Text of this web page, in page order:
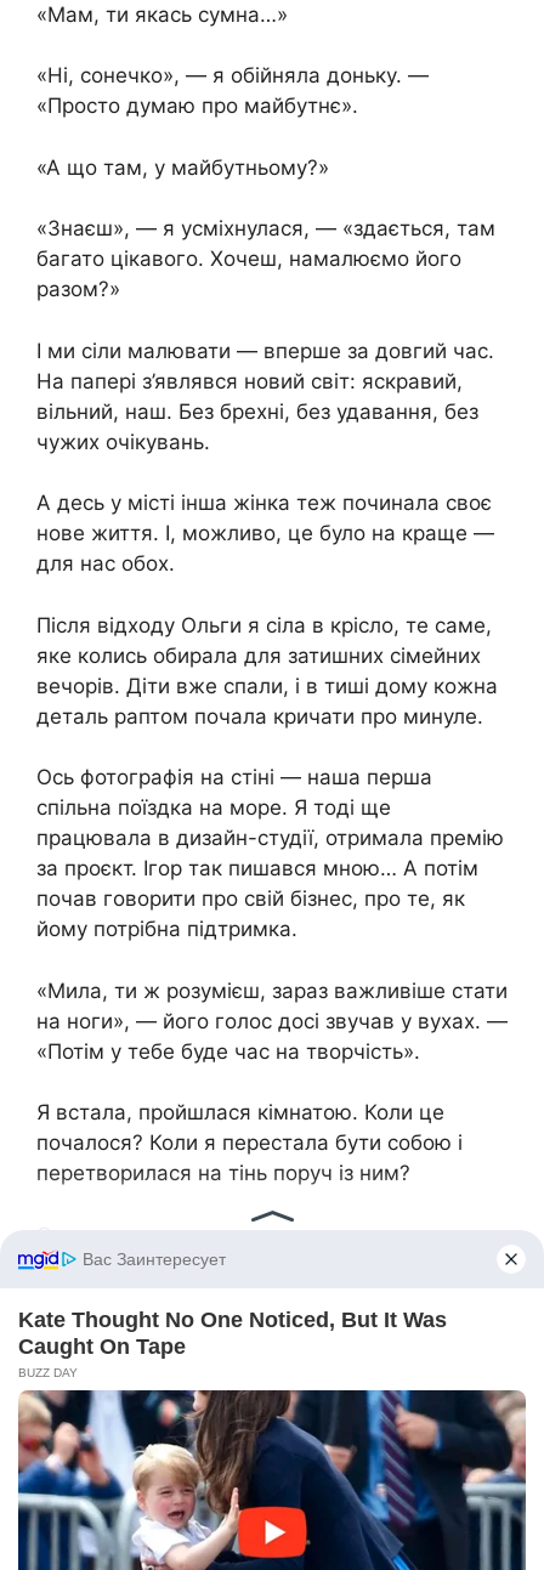
«Мам, ти якась сумна…»
«Ні, сонечко», — я обійняла доньку. —
«Просто думаю про майбутнє».
«А що там, у майбутньому?»
«Знаєш», — я усміхнулася, — «здається, там
багато цікавого. Хочеш, намалюємо його
разом?»
І ми сіли малювати — вперше за довгий час.
На папері з’являвся новий світ: яскравий,
вільний, наш. Без брехні, без удавання, без
чужих очікувань.
А десь у місті інша жінка теж починала своє
нове життя. І, можливо, це було на краще —
для нас обох.
Після відходу Ольги я сіла в крісло, те саме,
яке колись обирала для затишних сімейних
вечорів. Діти вже спали, і в тиші дому кожна
деталь раптом почала кричати про минуле.
Ось фотографія на стіні — наша перша
спільна поїздка на море. Я тоді ще
працювала в дизайн-студії, отримала премію
за проєкт. Ігор так пишався мною… А потім
почав говорити про свій бізнес, про те, як
йому потрібна підтримка.
«Мила, ти ж розумієш, зараз важливіше стати
на ноги», — його голос досі звучав у вухах. —
«Потім у тебе буде час на творчість».
Я встала, пройшлася кімнатою. Коли це
почалося? Коли я перестала бути собою і
перетворилася на тінь поруч із ним?
«Важлива зустріч, люба». А я сиджу вдома,
доробляю бухгалтерські звіти для його
фірми.
Ось я показую йому ескізи дитячої кімнати —
яскраві, незвичайні. «Може, щось простіше?
Ти ж просто домогосподарка, навіщо
ускладнювати?»